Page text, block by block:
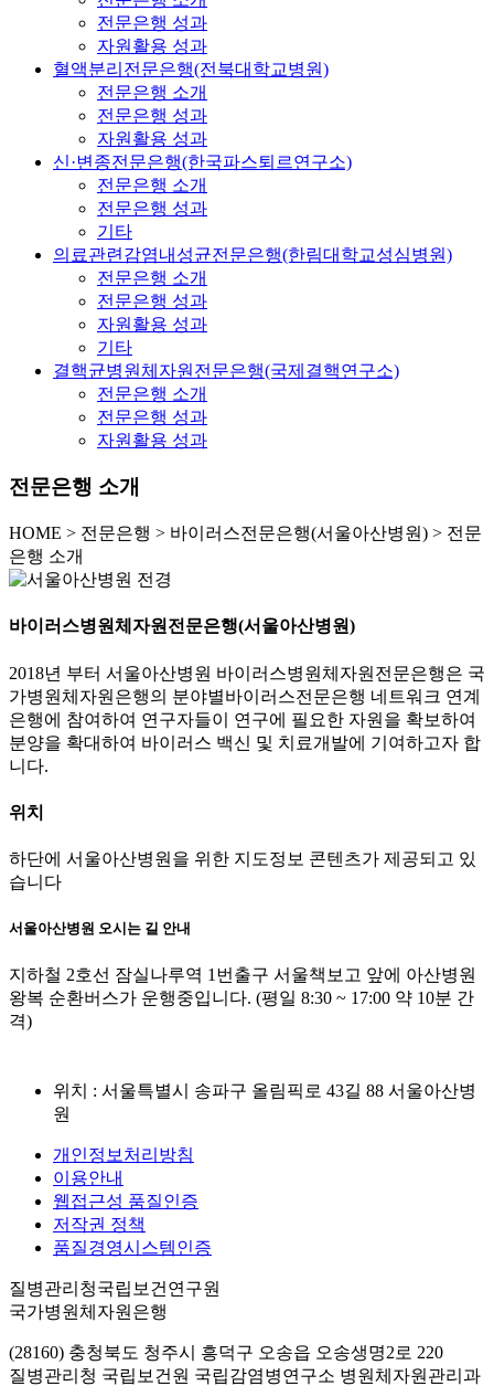
전문은행 성과
자원활용 성과
혈액분리전문은행(전북대학교병원)
전문은행 소개
전문은행 성과
자원활용 성과
신·변종전문은행(한국파스퇴르연구소)
전문은행 소개
전문은행 성과
기타
의료관련감염내성균전문은행(한림대학교성심병원)
전문은행 소개
전문은행 성과
자원활용 성과
기타
결핵균병원체자원전문은행(국제결핵연구소)
전문은행 소개
전문은행 성과
자원활용 성과
전문은행 소개
HOME > 전문은행 > 바이러스전문은행(서울아산병원) > 전문
은행 소개
바이러스병원체자원전문은행(서울아산병원)
2018년 부터 서울아산병원 바이러스병원체자원전문은행은 국
가병원체자원은행의 분야별바이러스전문은행 네트워크 연계
은행에 참여하여 연구자들이 연구에 필요한 자원을 확보하여
분양을 확대하여 바이러스 백신 및 치료개발에 기여하고자 합
니다.
위치
하단에 서울아산병원을 위한 지도정보 콘텐츠가 제공되고 있
습니다
서울아산병원 오시는 길 안내
지하철 2호선 잠실나루역 1번출구 서울책보고 앞에 아산병원
왕복 순환버스가 운행중입니다. (평일 8:30 ~ 17:00 약 10분 간
격)
위치 : 서울특별시 송파구 올림픽로 43길 88 서울아산병
원
개인정보처리방침
이용안내
웹접근성 품질인증
저작권 정책
품질경영시스템인증
질병관리청국립보건연구원
국가병원체자원은행
(28160) 충청북도 청주시 흥덕구 오송읍 오송생명2로 220
질병관리청 국립보건원 국립감염병연구소 병원체자원관리과